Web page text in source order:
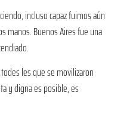
incluso capaz fuimos aún
manos. Buenos Aires fue una
les que se movilizaron
y digna es posible, es